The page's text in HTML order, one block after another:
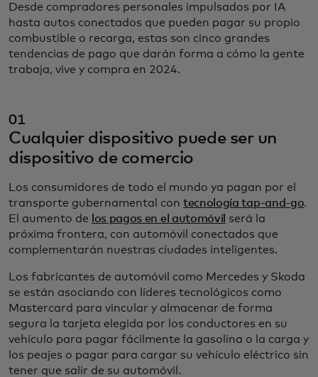
Desde compradores personales impulsados por IA
hasta autos conectados que pueden pagar su propio
combustible o recarga, estas son cinco grandes
tendencias de pago que darán forma a cómo la gente
trabaja, vive y compra en 2024.
01
Cualquier dispositivo puede ser un
dispositivo de comercio
Los consumidores de todo el mundo ya pagan por el
transporte gubernamental con tecnología tap-and-go.
El aumento de
los pagos en el automóvil será la
próxima frontera, con automóvil conectados que
complementarán nuestras ciudades inteligentes.
Los fabricantes de automóvil como Mercedes y Skoda
se están asociando con líderes tecnológicos como
Mastercard para vincular y almacenar de forma
segura la tarjeta elegida por los conductores en su
vehículo para pagar fácilmente la gasolina o la carga y
los peajes o pagar para cargar su vehículo eléctrico sin
tener que salir de su automóvil.